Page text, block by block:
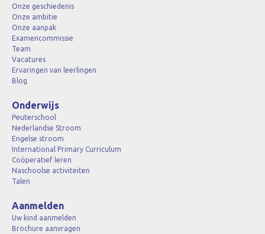
Onze geschiedenis
Onze ambitie
Onze aanpak
Examencommissie
Team
Vacatures
Ervaringen van leerlingen
Blog
Onderwijs
Peuterschool
Nederlandse Stroom
Engelse stroom
International Primary Curriculum
Coöperatief leren
Naschoolse activiteiten
Talen
Aanmelden
Uw kind aanmelden
Brochure aanvragen